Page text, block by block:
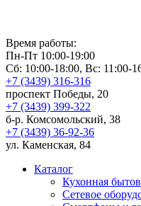
Время работы:
Пн-Пт 10:00-19:00
Сб: 10:00-18:00, Вс: 11:00-
+7 (3439) 316-316
проспект Победы, 20
+7 (3439) 399-322
б-р. Комсомольский, 38
+7 (3439) 36-92-36
ул. Каменская, 84
Каталог
Кухонная
Сетевое